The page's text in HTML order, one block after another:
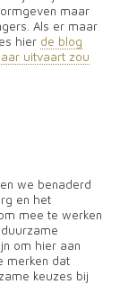
maar
Als er maar
hier de blog
uitvaart zou
we benaderd
en het
mee te werken
om hier aan
merken dat
keuzes bij